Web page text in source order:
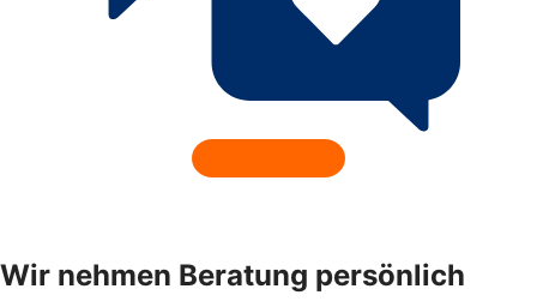
Wir nehmen Beratung persönlich